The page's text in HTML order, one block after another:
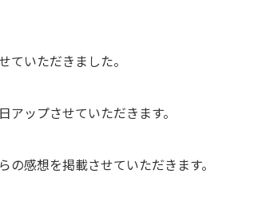
いただきました。
ップさせていただきます。
感想を掲載させていただきます。